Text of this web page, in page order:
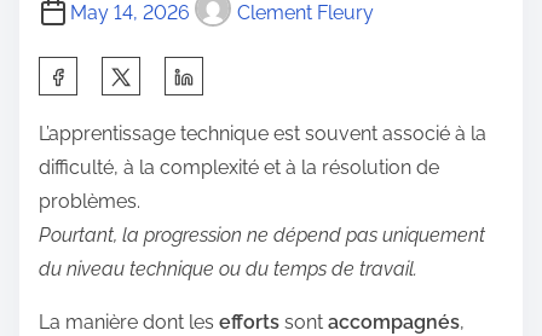
May 14, 2026 Clement Fleury
a
r
e
t
h
i
L’apprentissage technique est souvent associé à la
difficulté, à la complexité et à la résolution de
problèmes.
Pourtant, la progression ne dépend pas uniquement
du niveau technique ou du temps de travail.
La manière dont les efforts sont accompagnés,